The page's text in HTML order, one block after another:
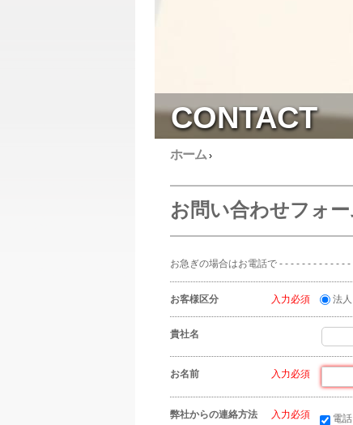
CONTACT
ホーム›
お問い合わせフォー
お急ぎの場合はお電話で - - - - - - - - - - - -
お客様区分 法人
貴社名
お名前
弊社からの連絡方法
電話